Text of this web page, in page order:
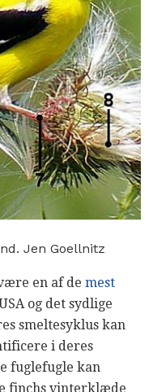
Jen Goellnitz
en af ​​de mest
og det sydlige
smeltesyklus kan
i deres
fuglefugle kan
finchs vinterklæde